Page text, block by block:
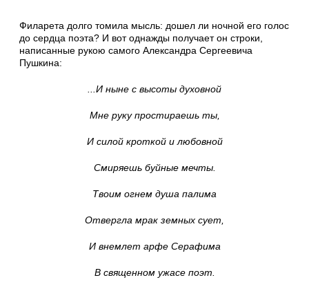
Филарета долго томила мысль: дошел ли ночной его голос
до сердца поэта? И вот однажды получает он строки,
написанные рукою самого Александра Сергеевича
Пушкина:
...И ныне с высоты духовной
Мне руку простираешь ты,
И силой кроткой и любовной
Смиряешь буйные мечты.
Твоим огнем душа палима
Отвергла мрак земных сует,
И внемлет арфе Серафима
В священном ужасе поэт.